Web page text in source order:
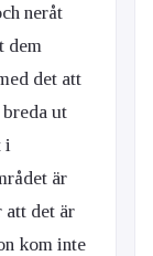
neråt
dem
det att
ut
i
är
att det är
kom inte